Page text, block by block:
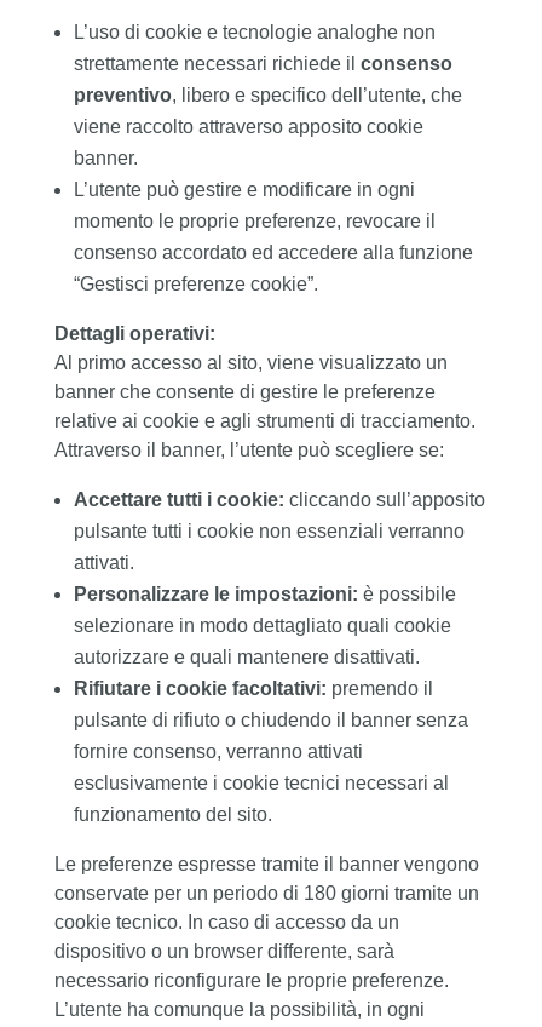
L’uso di cookie e tecnologie analoghe non
strettamente necessari richiede il consenso
preventivo, libero e specifico dell’utente, che
viene raccolto attraverso apposito cookie
banner.
L’utente può gestire e modificare in ogni
momento le proprie preferenze, revocare il
consenso accordato ed accedere alla funzione
“Gestisci preferenze cookie”.
Dettagli operativi:
Al primo accesso al sito, viene visualizzato un
banner che consente di gestire le preferenze
relative ai cookie e agli strumenti di tracciamento.
Attraverso il banner, l’utente può scegliere se:
Accettare tutti i cookie: cliccando sull’apposito
pulsante tutti i cookie non essenziali verranno
attivati.
Personalizzare le impostazioni: è possibile
selezionare in modo dettagliato quali cookie
autorizzare e quali mantenere disattivati.
Rifiutare i cookie facoltativi: premendo il
pulsante di rifiuto o chiudendo il banner senza
fornire consenso, verranno attivati
esclusivamente i cookie tecnici necessari al
funzionamento del sito.
Le preferenze espresse tramite il banner vengono
conservate per un periodo di 180 giorni tramite un
cookie tecnico. In caso di accesso da un
dispositivo o un browser differente, sarà
necessario riconfigurare le proprie preferenze.
L’utente ha comunque la possibilità, in ogni